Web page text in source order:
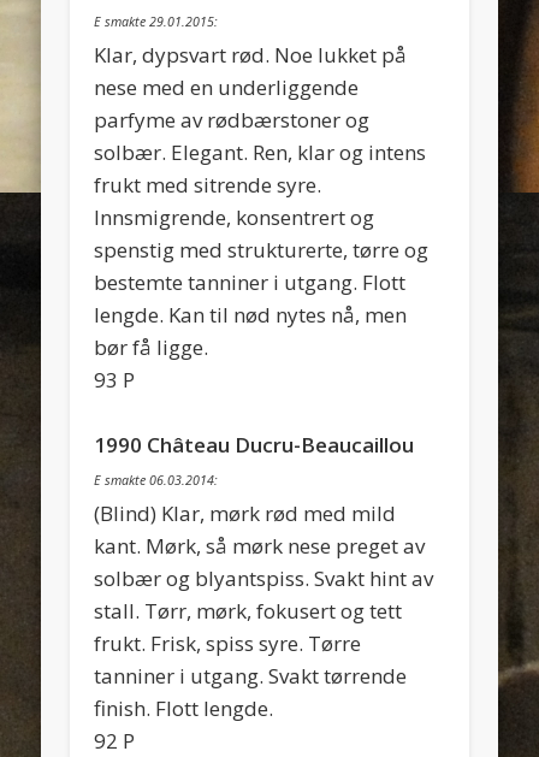
E smakte 29.01.2015:
Klar, dypsvart rød. Noe lukket på
nese med en underliggende
parfyme av rødbærstoner og
solbær. Elegant. Ren, klar og intens
frukt med sitrende syre.
Innsmigrende, konsentrert og
spenstig med strukturerte, tørre og
bestemte tanniner i utgang. Flott
lengde. Kan til nød nytes nå, men
bør få ligge.
93 P
1990 Château Ducru-Beaucaillou
E smakte 06.03.2014:
(Blind) Klar, mørk rød med mild
kant. Mørk, så mørk nese preget av
solbær og blyantspiss. Svakt hint av
stall. Tørr, mørk, fokusert og tett
frukt. Frisk, spiss syre. Tørre
tanniner i utgang. Svakt tørrende
finish. Flott lengde.
92 P